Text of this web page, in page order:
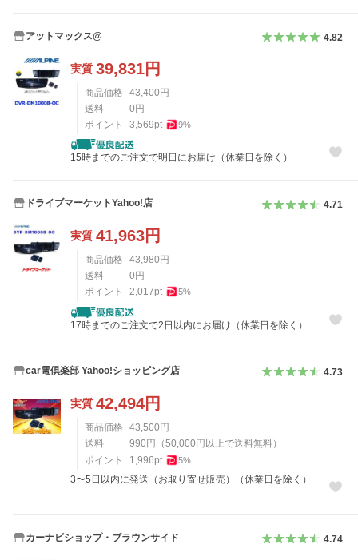
アットマックス@ 4.82
実質 39,831円
商品価格 43,400円
送料
0円
ポイント
3,569pt 9%
15時までのご注文で明日にお届け（休業日を除く）
ドライブマーケットYahoo!店 4.71
実質 41,963円
商品価格 43,980 円
送料
0 円
ポイント
2,017pt 5%
17時までのご注文で2日以内にお届け（休業日を除く）
car電倶楽部 Yahoo!ショッピング店 4.73
実質 42,494円
商品価格 43,500円
送料
990円 （50,000円以上で送料無料）
ポイント
1,996pt 5%
3〜5日以内に発送（お取り寄せ販売）（休業日を除く）
カーナビショップ・ブラウンサイド 4.74